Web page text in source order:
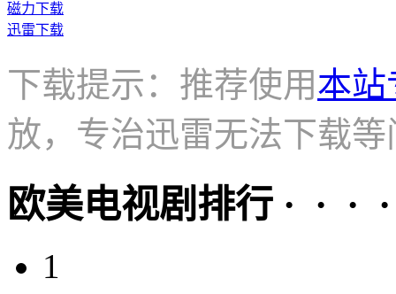
磁力下载
迅雷下载
下载提示：推荐使用本站
放，专治迅雷无法下载等
欧美电视剧排行 · · ·
1